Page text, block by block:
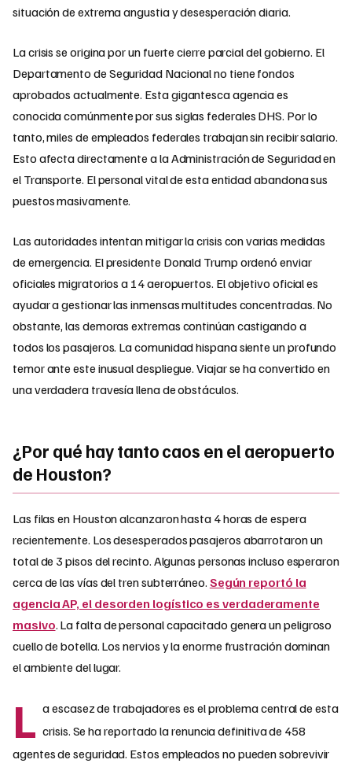
situación de extrema angustia y desesperación diaria.
La crisis se origina por un fuerte cierre parcial del gobierno. El
Departamento de Seguridad Nacional no tiene fondos
aprobados actualmente. Esta gigantesca agencia es
conocida comúnmente por sus siglas federales DHS. Por lo
tanto, miles de empleados federales trabajan sin recibir salario.
Esto afecta directamente a la Administración de Seguridad en
el Transporte. El personal vital de esta entidad abandona sus
puestos masivamente.
Las autoridades intentan mitigar la crisis con varias medidas
de emergencia. El presidente Donald Trump ordenó enviar
oficiales migratorios a 14 aeropuertos. El objetivo oficial es
ayudar a gestionar las inmensas multitudes concentradas. No
obstante, las demoras extremas continúan castigando a
todos los pasajeros. La comunidad hispana siente un profundo
temor ante este inusual despliegue. Viajar se ha convertido en
una verdadera travesía llena de obstáculos.
¿Por qué hay tanto caos en el aeropuerto
de Houston?
Las filas en Houston alcanzaron hasta 4 horas de espera
recientemente. Los desesperados pasajeros abarrotaron un
total de 3 pisos del recinto. Algunas personas incluso esperaron
cerca de las vías del tren subterráneo. Según reportó la
agencia AP, el desorden logístico es verdaderamente
masivo. La falta de personal capacitado genera un peligroso
cuello de botella. Los nervios y la enorme frustración dominan
el ambiente del lugar.
L a escasez de trabajadores es el problema central de esta
crisis. Se ha reportado la renuncia definitiva de 458
agentes de seguridad. Estos empleados no pueden sobrevivir